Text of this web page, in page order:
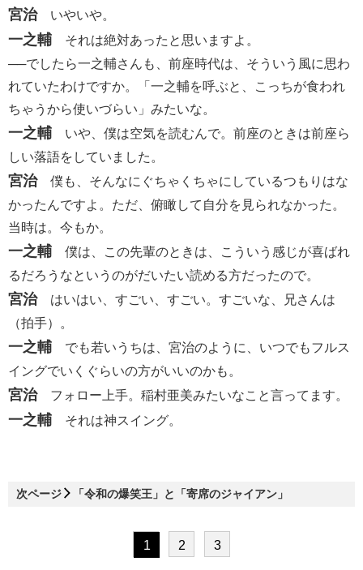
宮治いやいや。
一之輔 それは絶対あったと思いますよ。
──でしたら一之輔さんも、前座時代は、そういう風に思わ
れていたわけですか。「一之輔を呼ぶと、こっちが食われ
ちゃうから使いづらい」みたいな。
一之輔 いや、僕は空気を読むんで。前座のときは前座ら
しい落語をしていました。
宮治僕も、そんなにぐちゃくちゃにしているつもりはな
かったんですよ。ただ、俯瞰して自分を見られなかった。
当時は。今もか。
一之輔 僕は、この先輩のときは、こういう感じが喜ばれ
るだろうなというのがだいたい読める方だったので。
宮治はいはい、すごい、すごい。すごいな、兄さんは
（拍手）。
一之輔 でも若いうちは、宮治のように、いつでもフルス
イングでいくぐらいの方がいいのかも。
宮治フォロー上手。稲村亜美みたいなこと言ってます。
一之輔 それは神スイング。
次ページ 「令和の爆笑王」と「寄席のジャイアン」
1 2 3